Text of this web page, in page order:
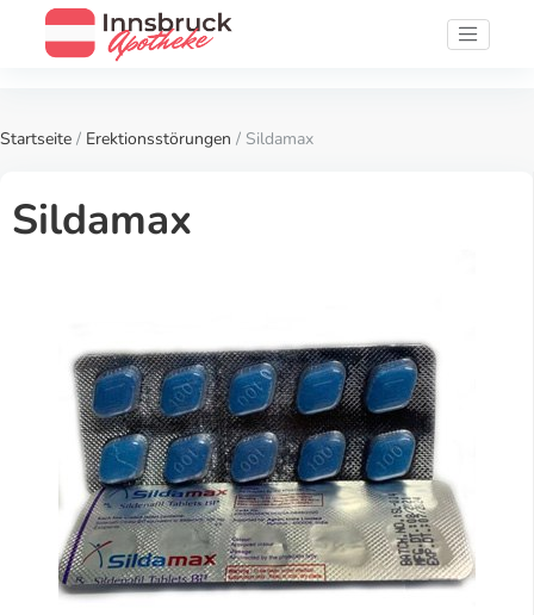
Startseite / Erektionsstörungen / Sildamax
Sildamax